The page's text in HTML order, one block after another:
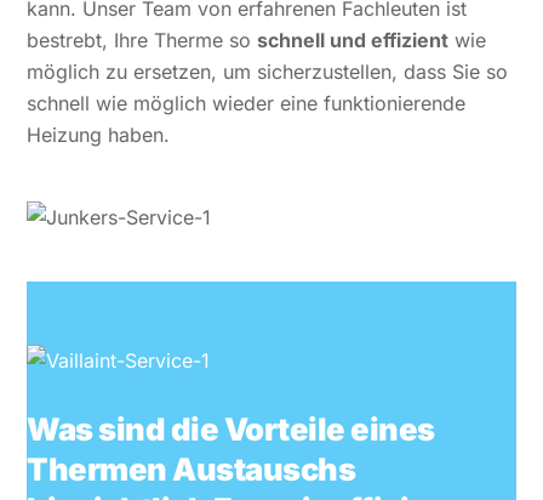
kann. Unser Team von erfahrenen Fachleuten ist
bestrebt, Ihre Therme so schnell und effizient wie
möglich zu ersetzen, um sicherzustellen, dass Sie so
schnell wie möglich wieder eine funktionierende
Heizung haben.
Was sind die Vorteile eines
Thermen Austauschs